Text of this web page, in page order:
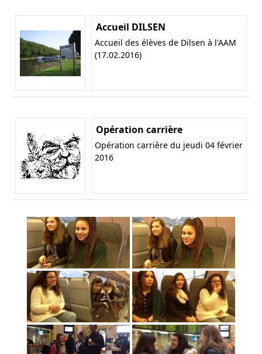
Accueil DILSEN
Accueil des élèves de Dilsen à l'AAM
(17.02.2016)
Opération carrière
Opération carrière du jeudi 04 février
2016